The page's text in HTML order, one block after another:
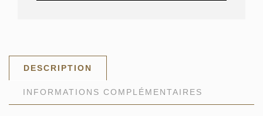
DESCRIPTION
INFORMATIONS COMPLÉMENTAIRES